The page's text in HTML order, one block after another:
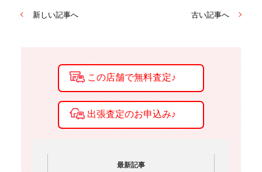
新しい記事へ 古い記事へ
最新記事